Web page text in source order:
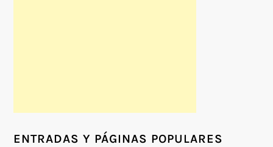
ENTRADAS Y PÁGINAS POPULARES